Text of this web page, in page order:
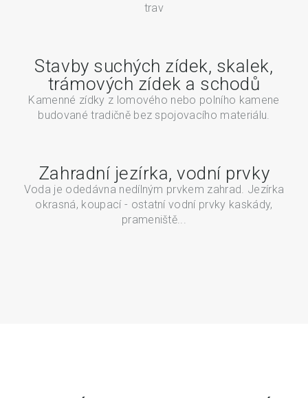
trav
Stavby suchých zídek, skalek,
trámových zídek a schodů
Kamenné zídky z lomového nebo polního kamene
budované tradičně bez spojovacího materiálu.
Zahradní jezírka, vodní prvky
Voda je odedávna nedílným prvkem zahrad. Jezírka
okrasná, koupací - ostatní vodní prvky kaskády,
prameniště...